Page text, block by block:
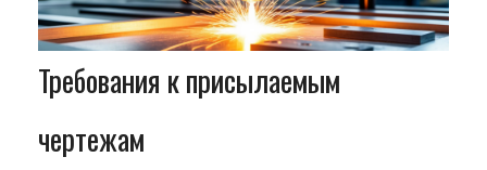
Требования к присылаемым
чертежам